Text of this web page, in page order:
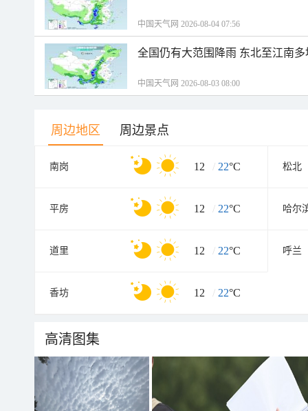
中国天气网 2026-08-04 07:56
全国仍有大范围降雨 东北至江南
中国天气网 2026-08-03 08:00
周边地区 周边景点
南岗 12 / 22°C 松北
平房 12 / 22°C 哈尔
道里 12 / 22°C 呼兰
香坊 12 / 22°C
高清图集